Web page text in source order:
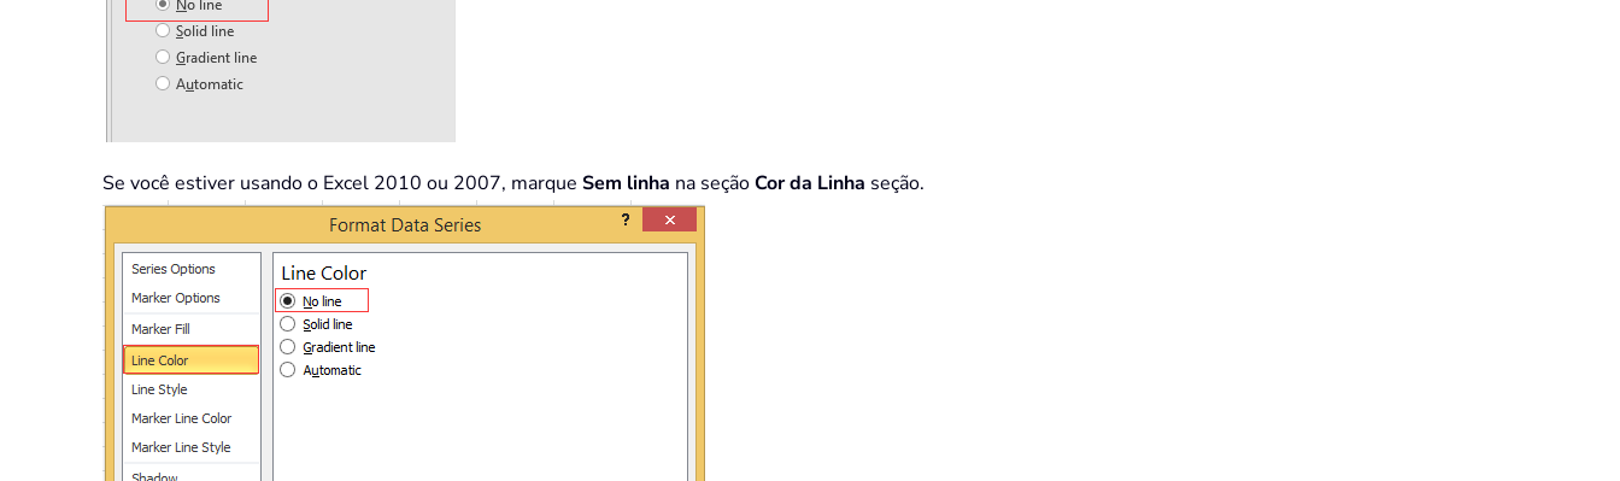
Se você estiver usando o Excel 2010 ou 2007, marque Sem linha na seçãoCor da Linha seção.